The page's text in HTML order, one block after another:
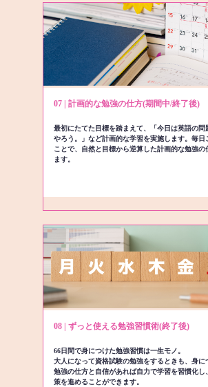
07 | 計画的な勉強の仕方(期間中/終了後)
最初にたてた目標を踏まえて、「今日は英語の問
やろう。」など計画的な学習を実施します。毎日
ことで、自然と目標から逆算した計画的な勉強の
ます。
08 | ずっと使える勉強習慣術(終了後)
66日間で身につけた勉強習慣は一生モノ。
大人になって資格試験の勉強をするときも、身に
勉強の仕方と自信があれば自力で学習を習慣化し
策を進めることができます。